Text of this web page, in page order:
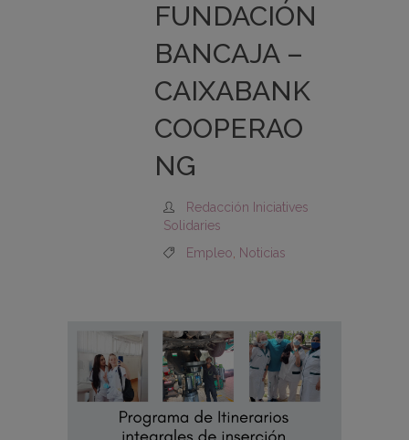
FUNDACIÓN
BANCAJA –
CAIXABANK
COOPERAO
NG
Redacción Iniciatives
Solidaries
Empleo
Noticias